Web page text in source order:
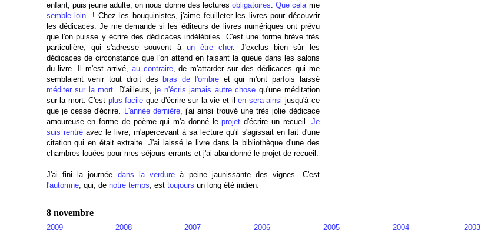
enfant, puis jeune adulte, on nous donne des lectures obligatoires.Que celame
semble loin ! Chez les bouquinistes, j'aime feuilleter les livres pour découvrir
les dédicaces. Je me demande si les éditeurs de livres numériques ont prévu
que l'on puisse y écrire des dédicaces indélébiles. C'est une forme brève très
particulière, qui s'adresse souvent à un être cher. J'exclus bien sûr les
dédicaces de circonstance que l'on attend en faisant la queue dans les salons
du livre. Il m'est arrivé, au contraire, de m'attarder sur des dédicaces qui me
semblaient venir tout droit des
bras de l'ombreet qui m'ont parfois laissé
méditer sur la mort. D'ailleurs,je n'écris jamais autre chose qu'une méditation
sur la mort. C'est plus facile que d'écrire sur la vie et ilen sera ainsi jusqu'à ce
que je cesse d'écrire. L'année dernière, j'ai ainsi trouvé une très jolie dédicace
amoureuse en forme de poème qui m'a donné leprojet d'écrire un recueil. Je
suis rentréavec le livre, m'apercevant à sa lecture qu'il s'agissait en fait d'une
citation qui en était extraite. J'ai laissé le livre dans la bibliothèque d'une des
chambres louées pour mes séjours errants et j'ai abandonné le projet de recueil.
J'ai fini la journée dans la verdure à peine jaunissante des vignes. C'est
l'automne, qui, de notre temps, est toujours un long été indien.
8 novembre
2009 2008 2007 2006 2005 2004 2003